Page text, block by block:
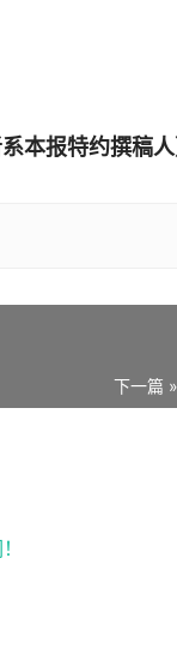
系本报特约撰稿
下一篇 »